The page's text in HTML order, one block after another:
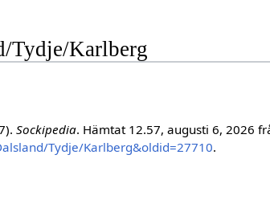
Tydje/Karlberg
Sockipedia. Hämtat 12.57, augusti 6, 2026
Tydje/Karlberg&oldid=27710.